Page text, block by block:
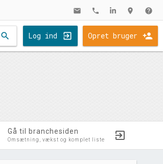
mail phone location_on help
search Log ind Opret bruger
Gå til branchesiden
Omsætning, vækst og komplet liste